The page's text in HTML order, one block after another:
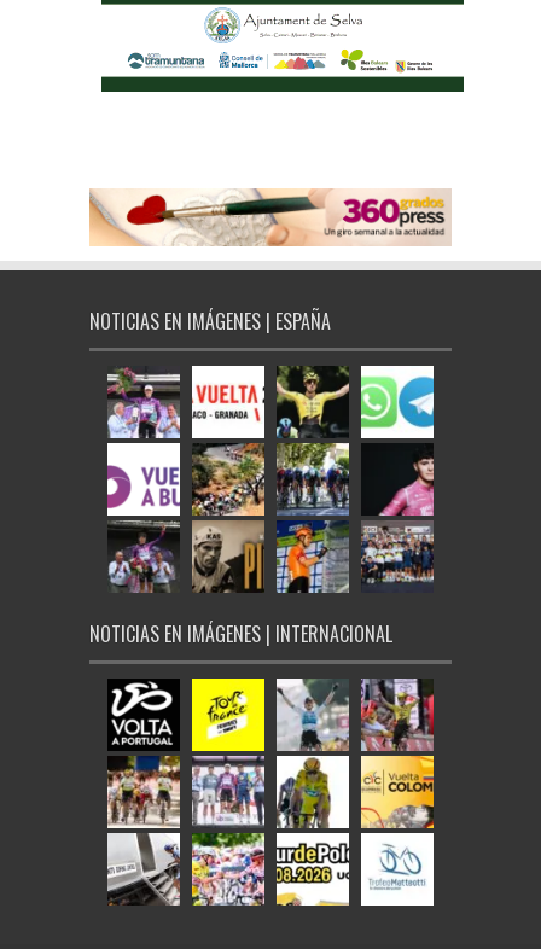
NOTICIAS EN IMÁGENES | ESPAÑA
NOTICIAS EN IMÁGENES | INTERNACIONAL